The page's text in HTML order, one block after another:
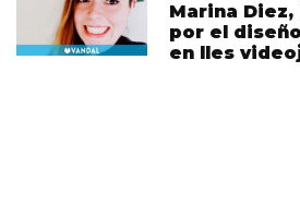
Marina Diez,
por el
en lles